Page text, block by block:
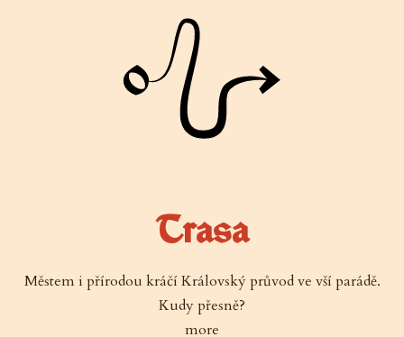
Trasa
Městem i přírodou kráčí Královský průvod ve vší parádě.
Kudy přesně?
more